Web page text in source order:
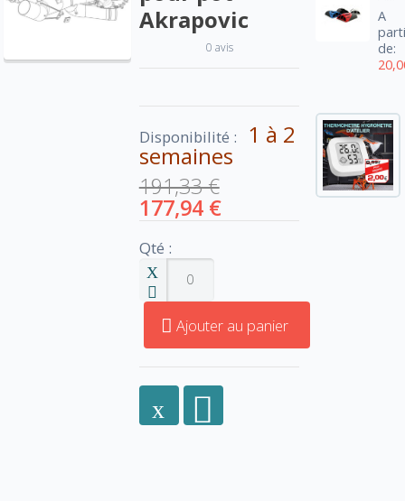
Akrapovic
0 avis
Disponibilité : 1 à 2
semaines
191,33 €
177,94 €
Qté :
Ajouter au panier
A
de: